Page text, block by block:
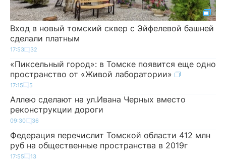
Вход в новый томский сквер с Эйфелевой башней
сделали платным
17:53 32
«Пиксельный город»: в Томске появится еще одно
пространство от «Живой лаборатории»
17:15 5
Аллею сделают на ул.Ивана Черных вместо
реконструкции дороги
09:30 36
Федерация перечислит Томской области 412 млн
руб на общественные пространства в 2019г
17:55 13